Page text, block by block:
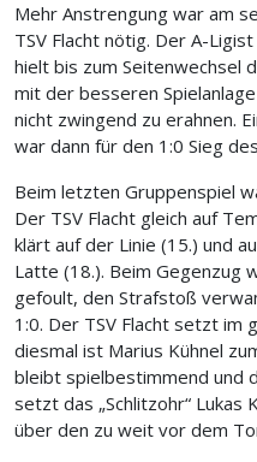
Mehr Anstrengung war am
TSV Flacht nötig. Der A-
hielt bis zum Seitenwechsel
mit der besseren
nicht zwingend zu erahnen.
war dann für den 1:0 Sieg
Beim letzten Gruppenspiel
Der TSV Flacht gleich auf
klärt auf der Linie (15.) und
Latte (18.). Beim Gegenzug
gefoult, den Strafstoß
1:0. Der TSV Flacht setzt im
diesmal ist Marius Kühnel
bleibt spielbestimmend und
setzt das „Schlitzohr“
über den zu weit vor dem